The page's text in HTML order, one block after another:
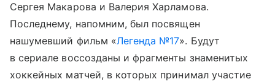
Сергея Макарова и Валерия Харламова.
Последнему, напомним, был посвящен
нашумевший фильм «Легенда №17». Будут
в сериале воссозданы и фрагменты знаменитых
хоккейных матчей, в которых принимал участие